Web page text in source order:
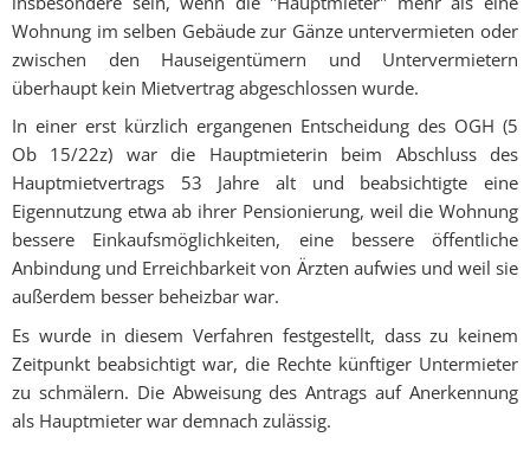
Wohnung im selben Gebäude zur Gänze untervermieten oder
zwischen den Hauseigentümern und Untervermietern
überhaupt kein Mietvertrag abgeschlossen wurde.
In einer erst kürzlich ergangenen Entscheidung des OGH (5
Ob 15/22z) war die Hauptmieterin beim Abschluss des
Hauptmietvertrags 53 Jahre alt und beabsichtigte eine
Eigennutzung etwa ab ihrer Pensionierung, weil die Wohnung
bessere Einkaufsmöglichkeiten, eine bessere öffentliche
Anbindung und Erreichbarkeit von Ärzten aufwies und weil sie
außerdem besser beheizbar war.
Es wurde in diesem Verfahren festgestellt, dass zu keinem
Zeitpunkt beabsichtigt war, die Rechte künftiger Untermieter
zu schmälern. Die Abweisung des Antrags auf Anerkennung
als Hauptmieter war demnach zulässig.